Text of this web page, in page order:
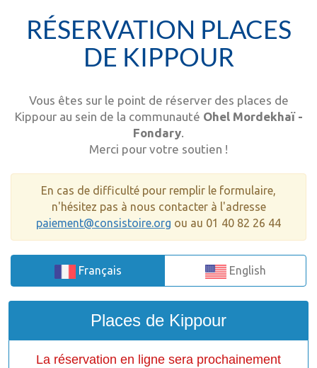
RÉSERVATION PLACES
DE KIPPOUR
Vous êtes sur le point de réserver des places de
Kippour au sein de la communauté Ohel Mordekhaï -
Fondary.
Merci pour votre soutien !
En cas de difficulté pour remplir le formulaire,
n'hésitez pas à nous contacter à l'adresse
paiement@consistoire.org ou au 01 40 82 26 44
Français English
Places de Kippour
La réservation en ligne sera prochainement